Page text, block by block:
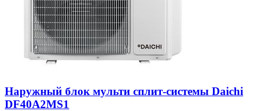
Наружный блок мульти сплит-системы Daichi
DF40A2MS1